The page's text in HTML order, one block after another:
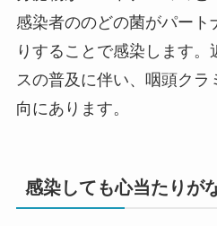
感染者ののどの菌がパート
りすることで感染します。
スの普及に伴い、咽頭クラ
向にあります。
感染しても心当たりが